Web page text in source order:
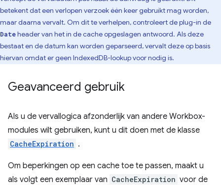
betekent dat een verlopen verzoek één keer gebruikt mag worden,
maar daarna vervalt. Om dit te verhelpen, controleert de plug-in de
Dateheader van het in de cache opgeslagen antwoord. Als deze
bestaat en de datum kan worden geparseerd, vervalt deze op basis
hiervan omdat er geen IndexedDB-lookup voor nodig is.
Geavanceerd gebruik
Als u de vervallogica afzonderlijk van andere Workbox-
modules wilt gebruiken, kunt u dit doen met de klasse
CacheExpiration .
Om beperkingen op een cache toe te passen, maakt u
als volgt een exemplaar van CacheExpiration voor de